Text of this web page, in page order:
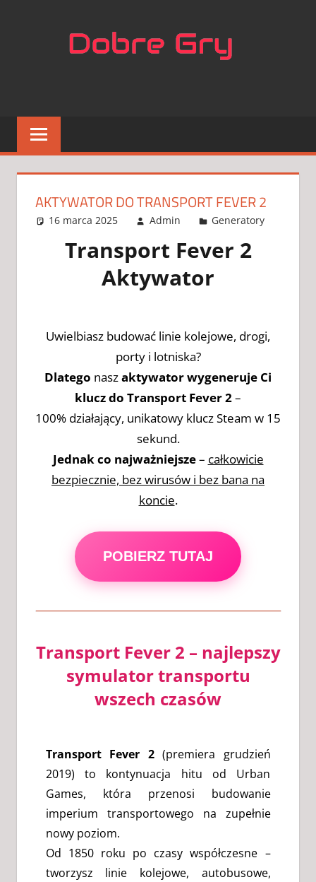
AKTYWATOR DO TRANSPORT FEVER 2
16 marca 2025 Admin Generatory
Transport Fever 2
Aktywator
Uwielbiasz budować linie kolejowe, drogi,
porty i lotniska?
Dlatego naszaktywator wygeneruje Ci
klucz do Transport Fever 2–
100% działający, unikatowy klucz Steam w 15
sekund.
Jednak co najważniejsze– całkowicie
bezpiecznie, bez wirusów i bez bana na
koncie.
POBIERZ TUTAJ
Transport Fever 2 – najlepszy
symulator transportu
wszech czasów
Transport Fever 2(premiera grudzień
2019) to kontynuacja hitu od Urban
Games, która przenosi budowanie
imperium transportowego na zupełnie
nowy poziom.
Od 1850 roku po czasy współczesne –
tworzysz linie kolejowe, autobusowe,